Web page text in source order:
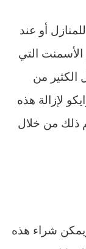
أو عند
الأسمنت التي
الكثير من
لإزالة هذه
ذلك من خلال
شراء هذه